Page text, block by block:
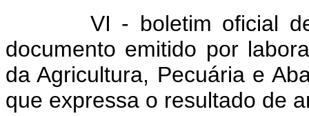
VI - boletim oficial de
documento emitido por
da Agricultura, Pecuária e
que expressa o resultado de